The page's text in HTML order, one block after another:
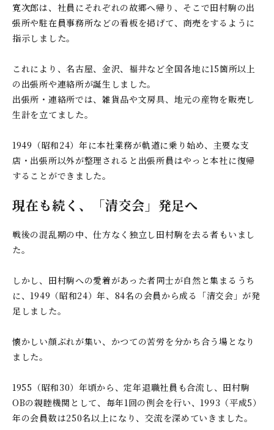
寛次郎は、社員にそれぞれの故郷へ帰り、そこで田村駒の出
張所や駐在員事務所などの看板を掲げて、商売をするように
指示しました。
これにより、名古屋、金沢、福井など全国各地に15箇所以上
の出張所や連絡所が誕生しました。
出張所・連絡所では、雑貨品や文房具、地元の産物を販売し
生計を立てました。
1949（昭和24）年に本社業務が軌道に乗り始め、主要な支
店・出張所以外が整理されると出張所員はやっと本社に復帰
することができました。
現在も続く、「清交会」発足へ
戦後の混乱期の中、仕方なく独立し田村駒を去る者もいまし
た。
しかし、田村駒への愛着があった者同士が自然と集まるうち
に、1949（昭和24）年、84名の会員から成る「清交会」が発
足しました。
懐かしい顔ぶれが集い、かつての苦労を分かち合う場となり
ました。
1955（昭和30）年頃から、定年退職社員も合流し、田村駒
OBの親睦機関として、毎年1回の例会を行い、1993（平成5）
年の会員数は250名以上になり、交流を深めていきました。